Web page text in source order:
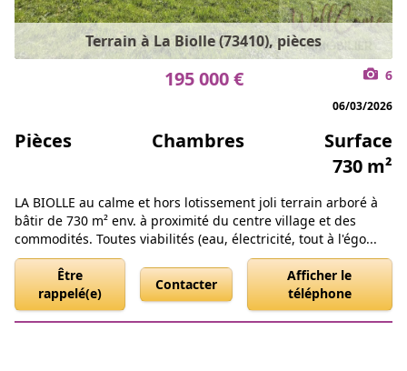
Terrain à La Biolle (73410), pièces
195 000 € 6
06/03/2026
Pièces Chambres
Surface
730 m²
LA BIOLLE au calme et hors lotissement joli terrain arboré à
bâtir de 730 m² env. à proximité du centre village et des
commodités. Toutes viabilités (eau, électricité, tout à l'égo...
Être
rappelé(e)
Contacter
Afficher le
téléphone